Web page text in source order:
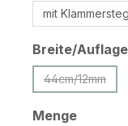
mit Klammersteg
Breite/Auflage
44cm/12mm
(Diese
Menge